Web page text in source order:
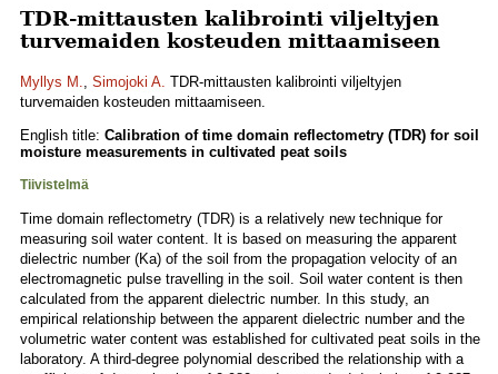
TDR-mittausten kalibrointi viljeltyjen
turvemaiden kosteuden mittaamiseen
Myllys M., Simojoki A. TDR-mittausten kalibrointi viljeltyjen
turvemaiden kosteuden mittaamiseen.
English title: Calibration of time domain reflectometry (TDR) for soil
moisture measurements in cultivated peat soils
Tiivistelmä
Time domain reflectometry (TDR) is a relatively new technique for
measuring soil water content. It is based on measuring the apparent
dielectric number (Ka) of the soil from the propagation velocity of an
electromagnetic pulse travelling in the soil. Soil water content is then
calculated from the apparent dielectric number. In this study, an
empirical relationship between the apparent dielectric number and the
volumetric water content was established for cultivated peat soils in the
laboratory. A third-degree polynomial described the relationship with a